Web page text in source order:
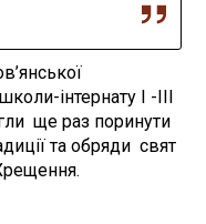
інтернату І -ІІІ
ще раз поринути
та обряди свят